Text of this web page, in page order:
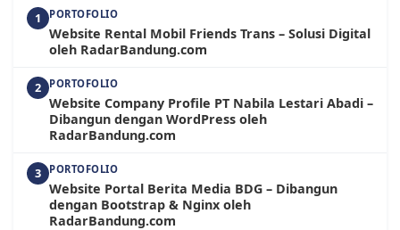
1 PORTOFOLIO
Website Rental Mobil Friends Trans – Solusi Digital
oleh RadarBandung.com
2 PORTOFOLIO
Website Company Profile PT Nabila Lestari Abadi –
Dibangun dengan WordPress oleh
RadarBandung.com
3 PORTOFOLIO
Website Portal Berita Media BDG – Dibangun
dengan Bootstrap & Nginx oleh
RadarBandung.com